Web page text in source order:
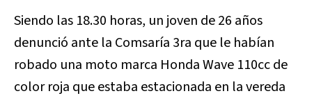
Siendo las 18.30 horas, un joven de 26 años
denunció ante la Comsaría 3ra que le habían
robado una moto marca Honda Wave 110cc de
color roja que estaba estacionada en la vereda